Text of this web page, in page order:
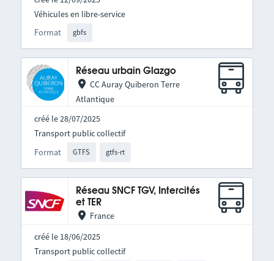
Format gbfs
Véhicules en libre-service
Réseau urbain Glazgo
CC Auray Quiberon Terre
Atlantique
créé le 28/07/2025
Format GTFS gtfs-rt
Transport public collectif
Réseau SNCF TGV, Intercités
et TER
France
créé le 18/06/2025
Transport public collectif